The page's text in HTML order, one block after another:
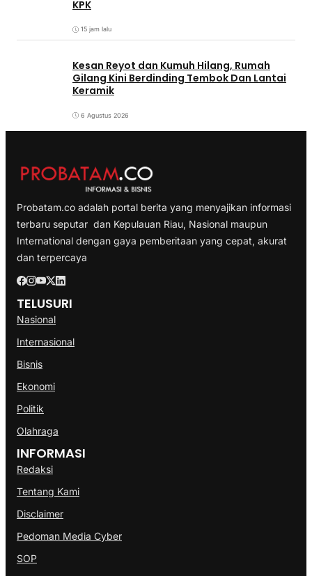
KPK
15 jam lalu
Kesan Reyot dan Kumuh Hilang, Rumah
Gilang Kini Berdinding Tembok Dan Lantai
Keramik
6 Agustus 2026
Probatam.co adalah portal berita yang menyajikan informasi
terbaru seputar dan Kepulauan Riau, Nasional maupun
International dengan gaya pemberitaan yang cepat, akurat
dan terpercaya
TELUSURI
Nasional
Internasional
Bisnis
Ekonomi
Politik
Olahraga
INFORMASI
Redaksi
Tentang Kami
Disclaimer
Pedoman Media Cyber
SOP